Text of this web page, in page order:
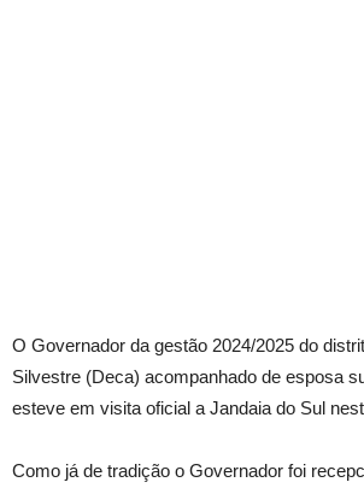
O Governador da gestão 2024/2025 do
Silvestre (Deca) acompanhado de esposa
esteve em visita oficial a Jandaia do Sul
Como já de tradição o Governador foi